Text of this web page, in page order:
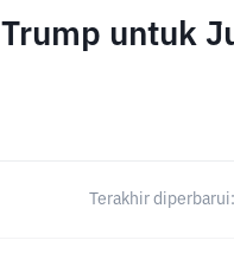
untuk
Terakhir diperbarui: